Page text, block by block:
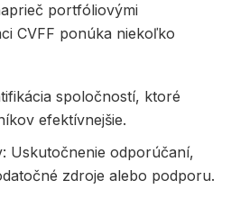
portfóliovými
CVFF ponúka niekoľko
spoločností, ktoré
efektívnejšie.
Uskutočnenie odporúčaní,
zdroje alebo podporu.